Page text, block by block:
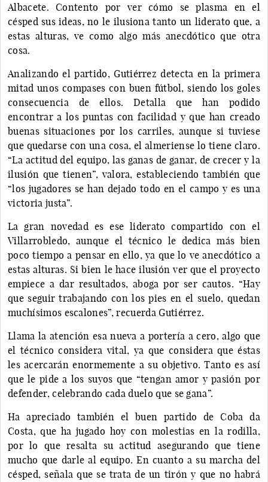
Albacete. Contento por ver cómo se plasma en el
césped sus ideas, no le ilusiona tanto un liderato que, a
estas alturas, ve como algo más anecdótico que otra
cosa.
Analizando el partido, Gutiérrez detecta en la primera
mitad unos compases con buen fútbol, siendo los goles
consecuencia de ellos. Detalla que han podido
encontrar a los puntas con facilidad y que han creado
buenas situaciones por los carriles, aunque si tuviese
que quedarse con una cosa, el almeriense lo tiene claro.
“La actitud del equipo, las ganas de ganar, de crecer y la
ilusión que tienen”, valora, estableciendo también que
“los jugadores se han dejado todo en el campo y es una
victoria justa”.
La gran novedad es ese liderato compartido con el
Villarrobledo, aunque el técnico le dedica más bien
poco tiempo a pensar en ello, ya que lo ve anecdótico a
estas alturas. Si bien le hace ilusión ver que el proyecto
empiece a dar resultados, aboga por ser cautos. “Hay
que seguir trabajando con los pies en el suelo, quedan
muchísimos escalones”, recuerda Gutiérrez.
Llama la atención esa nueva a portería a cero, algo que
el técnico considera vital, ya que considera que éstas
les acercarán enormemente a su objetivo. Tanto es así
que le pide a los suyos que “tengan amor y pasión por
defender, celebrando cada duelo que se gana”.
Ha apreciado también el buen partido de Coba da
Costa, que ha jugado hoy con molestias en la rodilla,
por lo que resalta su actitud asegurando que tiene
mucho que darle al equipo. En cuanto a su marcha del
césped, señala que se trata de un tirón y que no habrá